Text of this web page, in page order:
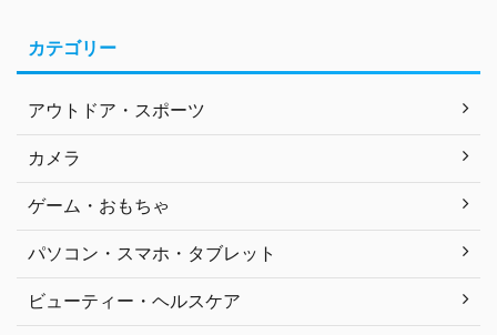
カテゴリー
アウトドア・スポーツ
カメラ
ゲーム・おもちゃ
パソコン・スマホ・タブレット
ビューティー・ヘルスケア